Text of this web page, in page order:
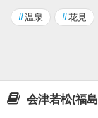
#温泉 #花見
会津若松(福